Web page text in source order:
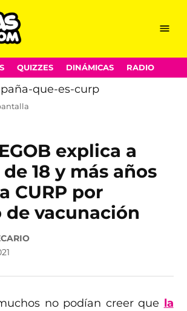
Menu
QUIZZES DINÁMICAS RADIO
explica a
18 y más años
CURP por
vacunación
no podían creer que la